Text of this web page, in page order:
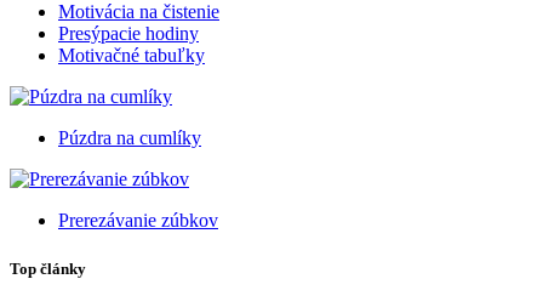
Motivácia na čistenie
Presýpacie hodiny
Motivačné tabuľky
Púzdra na cumlíky
Prerezávanie zúbkov
Top články